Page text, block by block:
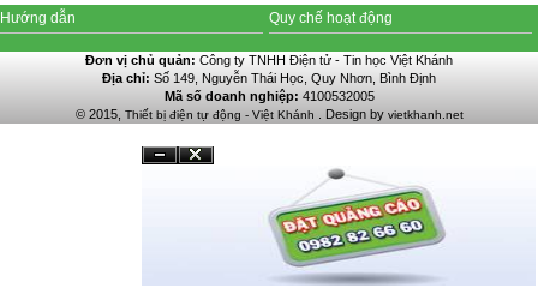
Hướng dẫn Quy chế hoạt động
Đơn vị chủ quản: Công ty TNHH Điện tử - Tin học Việt Khánh
Địa chỉ: Số 149, Nguyễn Thái Học, Quy Nhơn, Bình Định
Mã số doanh nghiệp: 4100532005
© 2015, Thiết bị điện tự động - Việt Khánh . Design by vietkhanh.net